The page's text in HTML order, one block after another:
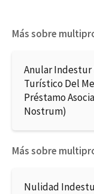
Más sobre
Anular Indestur
Turístico Del
Préstamo
Nostrum)
Más sobre
Nulidad